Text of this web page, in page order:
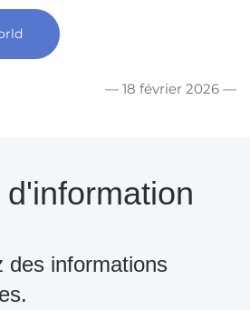
— 18 février 2026 —
des informations